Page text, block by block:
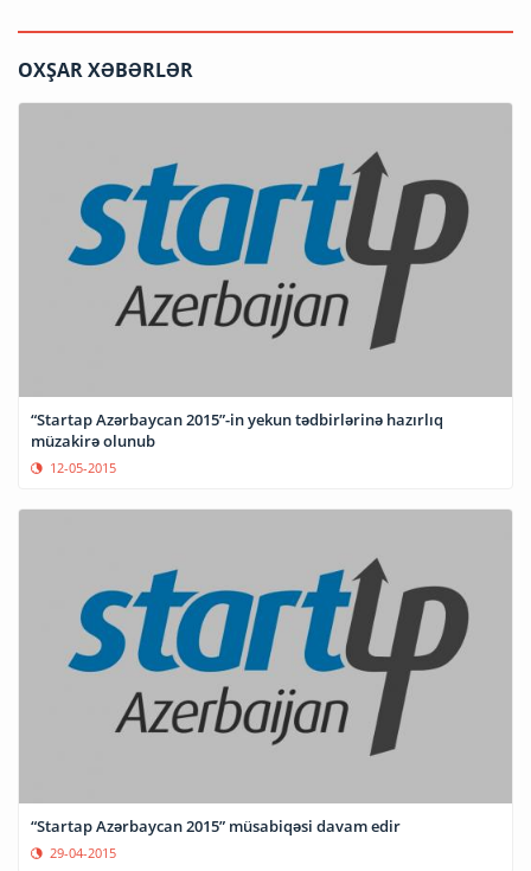
OXŞAR XƏBƏRLƏR
“Startap Azərbaycan 2015”-in yekun tədbirlərinə hazırlıq
müzakirə olunub
12-05-2015
“Startap Azərbaycan 2015” müsabiqəsi davam edir
29-04-2015